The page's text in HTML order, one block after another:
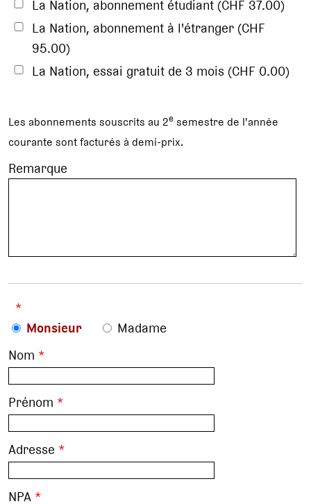
La Nation, abonnement étudiant (CHF 37.00)
La Nation, abonnement à l'étranger (CHF
95.00)
La Nation, essai gratuit de 3 mois (CHF 0.00)
Les abonnements souscrits au 2e semestre de l'année
courante sont facturés à demi-prix.
Remarque
*
Monsieur
Madame
Nom *
Prénom *
Adresse *
NPA *